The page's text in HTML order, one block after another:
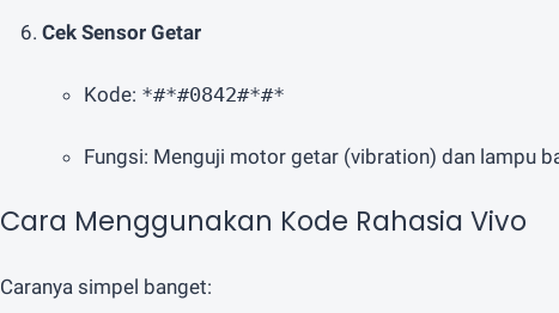
Cek Sensor Getar
Kode: *#*#0842#*#*
Fungsi: Menguji motor getar (vibration) dan lampu
Cara Menggunakan Kode Rahasia Vivo
Caranya simpel banget: